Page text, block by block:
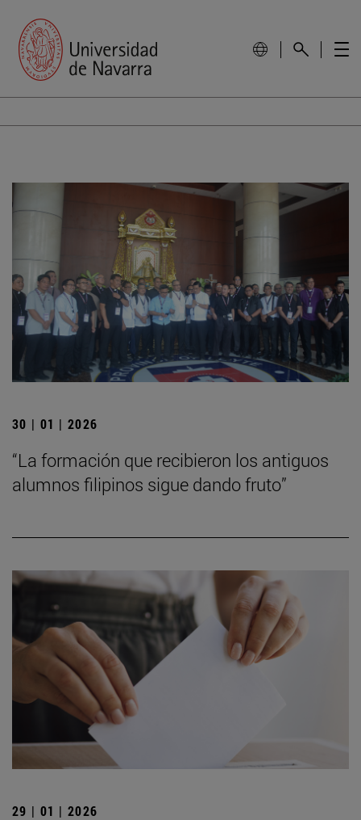
30 | 01 | 2026
“La formación que recibieron los antiguos
alumnos filipinos sigue dando fruto”
29 | 01 | 2026